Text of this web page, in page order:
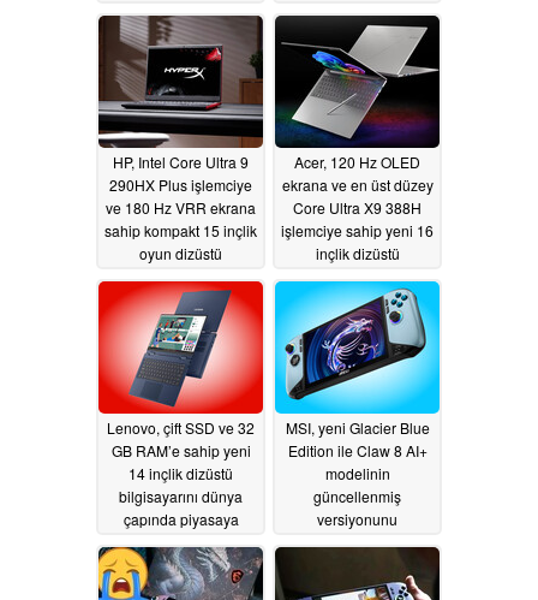
piyasaya sürdü
07/07/2026
HP, Intel Core Ultra 9
290HX Plus işlemciye
ve 180 Hz VRR ekrana
sahip kompakt 15 inçlik
oyun dizüstü
modellerini piyasaya
sürdü07/06/2026
Acer, 120 Hz OLED
ekrana ve en üst düzey
Core Ultra X9 388H
işlemciye sahip yeni 16
inçlik dizüstü
sürdü07/06/2026
Lenovo, çift SSD ve 32
GB RAM’e sahip yeni
14 inçlik dizüstü
bilgisayarını dünya
çapında piyasaya
07/05/2026
MSI, yeni Glacier Blue
Edition ile Claw 8 AI+
modelinin
güncellenmiş
versiyonunu
piyasaya sürdü
07/03/2026